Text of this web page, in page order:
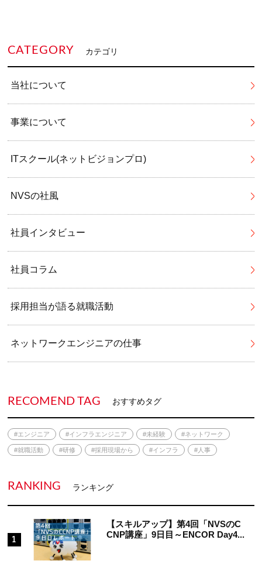
CATEGORY カテゴリ
当社について
事業について
ITスクール(ネットビジョンプロ)
NVSの社風
社員インタビュー
社員コラム
採用担当が語る就職活動
ネットワークエンジニアの仕事
RECOMEND TAG おすすめタグ
#エンジニア #インフラエンジニア #未経験 #ネットワーク
#就職活動 #研修 #採用現場から #インフラ #人事
RANKING ランキング
【スキルアップ】第4回「NVSのC
CNP講座」9日目～ENCOR Day4...